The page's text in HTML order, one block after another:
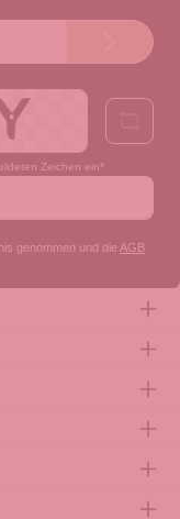
Zeichen ein*
genommen und die AGB